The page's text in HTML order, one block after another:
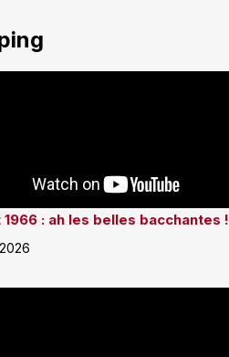
1966 : ah les belles bacchantes !